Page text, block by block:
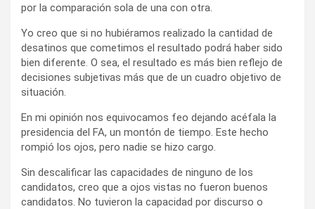
por la comparación sola de una con otra.
Yo creo que si no hubiéramos realizado la cantidad de
desatinos que cometimos el resultado podrá haber sido
bien diferente. O sea, el resultado es más bien reflejo de
decisiones subjetivas más que de un cuadro objetivo de
situación.
En mi opinión nos equivocamos feo dejando acéfala la
presidencia del FA, un montón de tiempo. Este hecho
rompió los ojos, pero nadie se hizo cargo.
Sin descalificar las capacidades de ninguno de los
candidatos, creo que a ojos vistas no fueron buenos
candidatos. No tuvieron la capacidad por discurso o